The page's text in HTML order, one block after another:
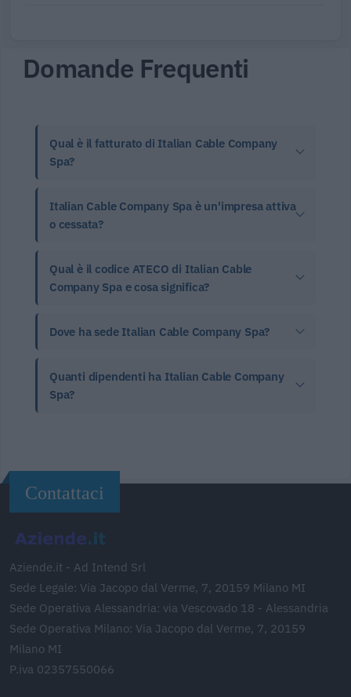
Domande Frequenti
Qual è il fatturato di Italian Cable Company
Spa?
Italian Cable Company Spa è un'impresa attiva
o cessata?
Qual è il codice ATECO di Italian Cable
Company Spa e cosa significa?
Dove ha sede Italian Cable Company Spa?
Quanti dipendenti ha Italian Cable Company
Spa?
Contattaci
Aziende.it - Ad Intend Srl
Sede Legale: Via Jacopo dal Verme, 7, 20159 Milano MI
Sede Operativa Alessandria: via Vescovado 18 - Alessandria
Sede Operativa Milano: Via Jacopo dal Verme, 7, 20159
Milano MI
P.iva 02357550066